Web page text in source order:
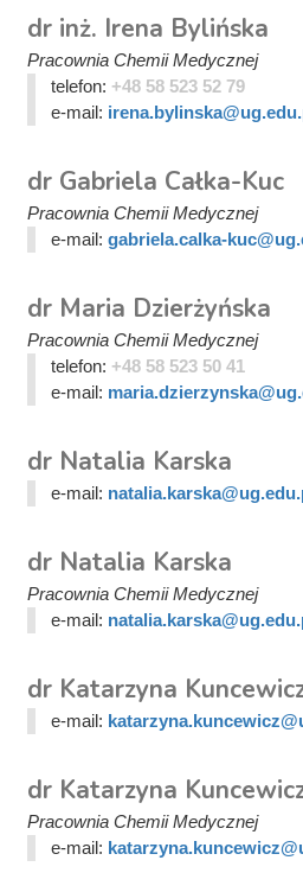
dr inż. Irena Bylińska
Pracownia Chemii Medycznej
telefon: +48 58 523 52 79
e-mail:
dr Gabriela Całka-Kuc
Pracownia Chemii Medycznej
e-mail: gabriela.calka-
dr Maria Dzierżyńska
Pracownia Chemii Medycznej
telefon: +48 58 523 50 41
e-mail:
dr Natalia Karska
e-mail:
dr Natalia Karska
Pracownia Chemii Medycznej
e-mail:
dr Katarzyna
e-mail:
dr Katarzyna
Pracownia Chemii Medycznej
e-mail: